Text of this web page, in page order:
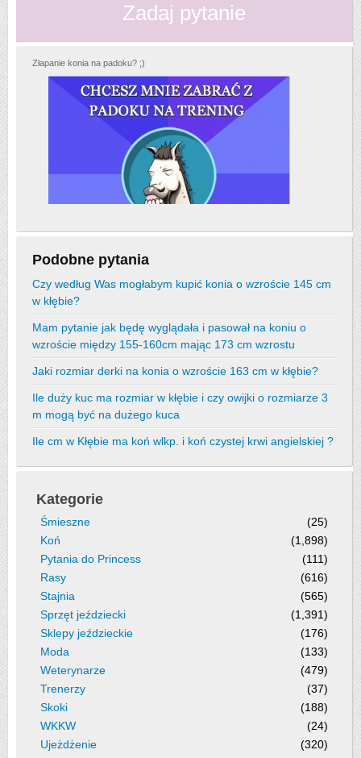
Zadaj pytanie
Złapanie konia na padoku? ;)
Podobne pytania
Czy według Was mogłabym kupić konia o wzroście 145 cm
w kłębie?
Mam pytanie jak będę wyglądała i pasował na koniu o
wzroście między 155-160cm mając 173 cm wzrostu
Jaki rozmiar derki na konia o wzroście 163 cm w kłębie?
Ile duży kuc ma rozmiar w kłębie i czy owijki o rozmiarze 3
m mogą być na dużego kuca
Ile cm w Kłębie ma koń wlkp. i koń czystej krwi angielskiej ?
Kategorie
Śmieszne
(25)
Koń
(1,898)
Pytania do Princess
(111)
Rasy
(616)
Stajnia
(565)
Sprzęt jeździecki
(1,391)
Sklepy jeździeckie
(176)
Moda
(133)
Weterynarze
(479)
Trenerzy
(37)
Skoki
(188)
WKKW
(24)
Ujeżdżenie
(320)